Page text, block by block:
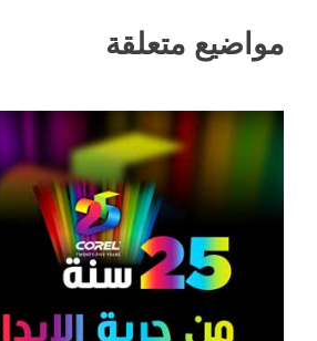
مواضيع متعلقة